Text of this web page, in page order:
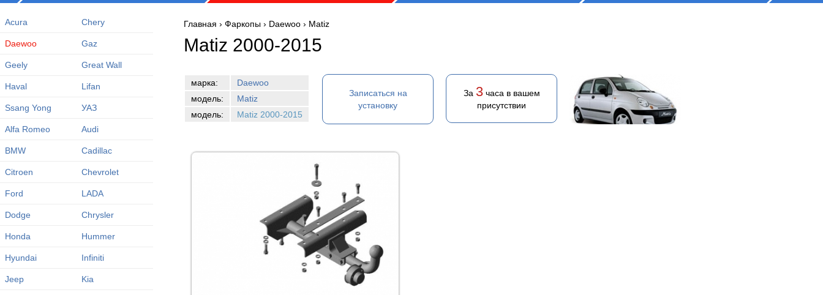
Acura Chery
Daewoo Gaz
Geely Great Wall
Haval Lifan
Ssang Yong УАЗ
Alfa Romeo Audi
BMW Cadillac
Citroen Chevrolet
Ford LADA
Dodge Chrysler
Honda Hummer
Hyundai Infiniti
Jeep Kia
Вы здесь
Главная › Фаркопы › Daewoo › Matiz
Matiz 2000-2015
марка:
Daewoo
модель:
Matiz
модель:
Matiz 2000-2015
Записаться на
установку
За 3часа в вашем
присутствии